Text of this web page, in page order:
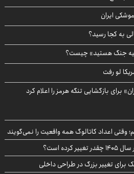
ایران
به کجا رسید؟
جنگ هستید» چیست؟
لو رفت
بازگشایی تنگه هرمز را اعلام کرد
اعداد کاتالوگ همه واقعیت را نمی‌گویند
است؟
برای تغییر بزرگ در طراحی داخلی